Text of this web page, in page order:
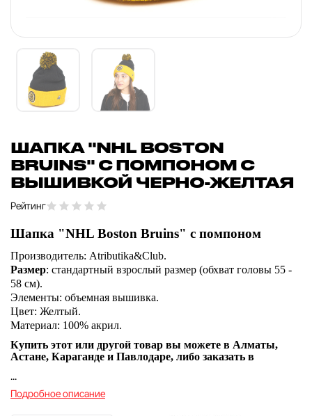
ШАПКА "NHL BOSTON
BRUINS" С ПОМПОНОМ С
ВЫШИВКОЙ ЧЕРНО-ЖЕЛТАЯ
Рейтинг
Шапка "NHL Boston Bruins" с помпоном
Производитель: Atributika&Club.
Размер: стандартный взрослый размер (обхват головы 55 -
58 см).
Элементы: объемная вышивка.
Цвет: Желтый.
Материал: 100% акрил.
Купить этот или другой товар вы можете в Алматы,
Астане, Караганде и Павлодаре, либо заказать в
...
Подробное описание